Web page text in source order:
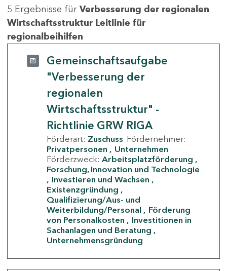
5 Ergebnisse für Verbesserung der regionalen
Wirtschaftsstruktur Leitlinie für
regionalbeihilfen
Gemeinschaftsaufgabe
"Verbesserung der
regionalen
Wirtschaftsstruktur" -
Richtlinie GRW RIGA
Förderart: Zuschuss Fördernehmer:
Privatpersonen
Unternehmen
Förderzweck: Arbeitsplatzförderung
Forschung, Innovation und Technologie
Investieren und Wachsen
Existenzgründung
Qualifizierung/Aus- und
Weiterbildung/Personal
Förderung
von Personalkosten
Investitionen in
Sachanlagen und Beratung
Unternehmensgründung